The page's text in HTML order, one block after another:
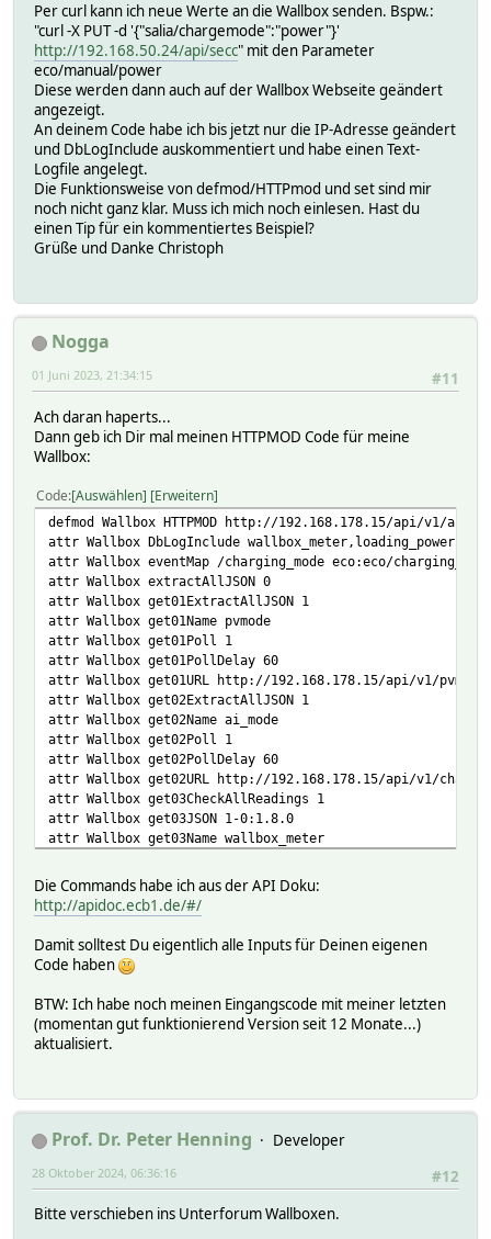
Per curl kann ich neue Werte an die Wallbox senden. Bspw.:
"curl -X PUT -d '{"salia/chargemode":"power"}'
http://192.168.50.24/api/secc" mit den Parameter
eco/manual/power
Diese werden dann auch auf der Wallbox Webseite geändert
angezeigt.
An deinem Code habe ich bis jetzt nur die IP-Adresse geändert
und DbLogInclude auskommentiert und habe einen Text-
Logfile angelegt.
Die Funktionsweise von defmod/HTTPmod und set sind mir
noch nicht ganz klar. Muss ich mich noch einlesen. Hast du
einen Tip für ein kommentiertes Beispiel?
Grüße und Danke Christoph
Nogga
#11
01 Juni 2023, 21:34:15
Ach daran haperts...
Dann geb ich Dir mal meinen HTTPMOD Code für meine
Wallbox:
Code Auswählen Erweitern
defmod Wallbox HTTPMOD http://192.168.178.15/api/v1/all
attr Wallbox DbLogInclude wallbox_meter,loading_power
attr Wallbox eventMap /charging_mode eco:eco/
attr Wallbox extractAllJSON 0
attr Wallbox get01ExtractAllJSON 1
attr Wallbox get01Name pvmode
attr Wallbox get01Poll 1
attr Wallbox get01PollDelay 60
attr Wallbox get01URL http://192.168.178.15/api/v1/pvmode
attr Wallbox get02ExtractAllJSON 1
attr Wallbox get02Name ai_mode
attr Wallbox get02Poll 1
attr Wallbox get02PollDelay 60
attr Wallbox get02URL http://192.168.178.15/api/v1/
attr Wallbox get03CheckAllReadings 1
attr Wallbox get03JSON 1-0:1.8.0
attr Wallbox get03Name wallbox_meter
attr Wallbox get03PollDelay 60
attr Wallbox get03URL http://192.168.178.15/api/v1/
attr Wallbox getHeader1 Content-Type: application/json
attr Wallbox group Auto
attr Wallbox reading1JSON meter_data_1-0:1.8.0
attr Wallbox reading1Name wallbox_meter
attr Wallbox reading2JSON meter_data_1-0:1.4.0
attr Wallbox reading2Name loading_power
attr Wallbox reading3JSON meter_data_1-0:32.4.0
attr Wallbox reading3Name L1_voltage
attr Wallbox reading5JSON meter_data_1-0:72.4.0
attr Wallbox reading5Name L3_voltage
attr Wallbox reading6JSON chargecontrols_01_manualmodeamp
attr Wallbox reading6Name current_manual_amp
attr Wallbox room Steuerung
attr Wallbox set01Data pvmode=$val
Die Commands habe ich aus der API Doku:
http://apidoc.ecb1.de/#/
Damit solltest Du eigentlich alle Inputs für Deinen eigenen
Code haben
BTW: Ich habe noch meinen Eingangscode mit meiner letzten
(momentan gut funktionierend Version seit 12 Monate...)
aktualisiert.
Prof. Dr. Peter Henning
Developer
#12
28 Oktober 2024, 06:36:16
Bitte verschieben ins Unterforum Wallboxen.